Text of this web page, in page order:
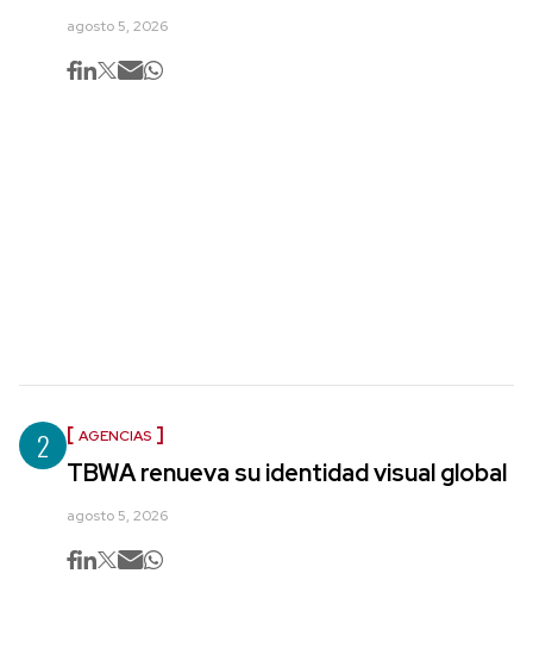
agosto 5, 2026
2 AGENCIAS
TBWA renueva su identidad visual global
agosto 5, 2026